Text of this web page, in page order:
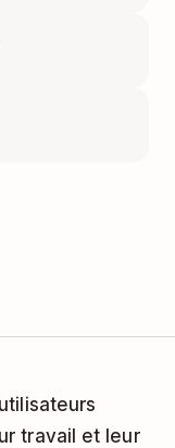
travail et leur